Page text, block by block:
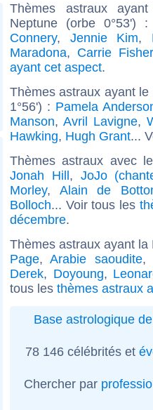
Thèmes astraux
Neptune (orbe 0°53')
Connery, Jennie Kim,
Maradona, Carrie Fisher
ayant cet aspect.
Thèmes astraux ayant
1°56') : Pamela
Manson, Avril Lavigne,
Hawking, Hugh Grant...
Thèmes astraux avec
Jonah Hill, JoJo
Morley, Alain de
Bolloch... Voir tous les
décembre.
Thèmes astraux ayant
Page,Arabie saoudite
Derek, Doyoung,
tous les thèmes astraux
Base astrologique
78 146 célébrités et
Chercher par